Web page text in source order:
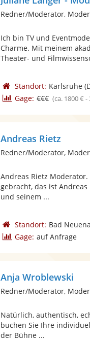
Redner/Moderator,
Ich bin TV und
Charme. Mit meinem
Theater- und
Standort: Karlsruhe
Gage: €€€ (ca. 1800 €
Andreas Rietz
Redner/Moderator,
Andreas Rietz
gebracht, das ist
und seinem ...
Standort: Bad
Gage: auf Anfrage
Anja Wroblewski
Redner/Moderator,
Natürlich, authentisch,
buchen Sie Ihre
der Bühne ...